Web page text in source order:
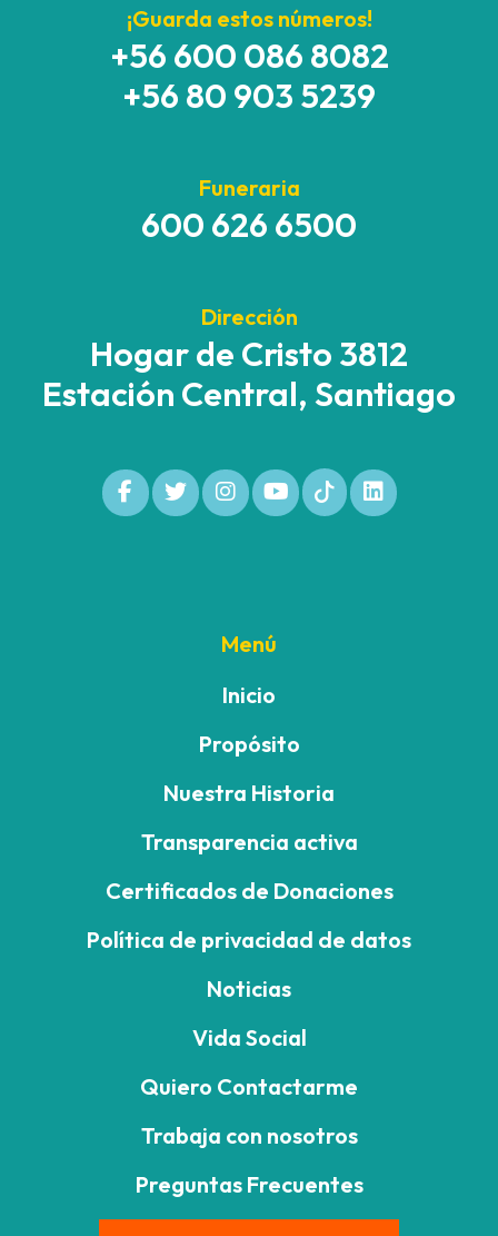
¡Guarda estos números!
+56 600 086 8082
+56 80 903 5239
Funeraria
600 626 6500
Dirección
Hogar de Cristo 3812
Estación Central, Santiago
Menú
Inicio
Propósito
Nuestra Historia
Transparencia activa
Certificados de Donaciones
Política de privacidad de datos
Noticias
Vida Social
Quiero Contactarme
Trabaja con nosotros
Preguntas Frecuentes